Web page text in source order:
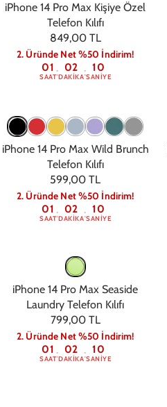
iPhone 14 Pro Max Kişiye Özel
Telefon Kılıfı
849,00 TL
2. Üründe Net %50 İndirim!
01
SAAT: 02
DAKIKA: 09
SANIYE
iPhone 14 Pro Max Wild Brunch
Telefon Kılıfı
599,00 TL
2. Üründe Net %50 İndirim!
01
SAAT: 02
DAKIKA: 09
SANIYE
iPhone 14 Pro Max Seaside
Laundry Telefon Kılıfı
799,00 TL
2. Üründe Net %50 İndirim!
01
SAAT: 02
DAKIKA: 09
SANIYE